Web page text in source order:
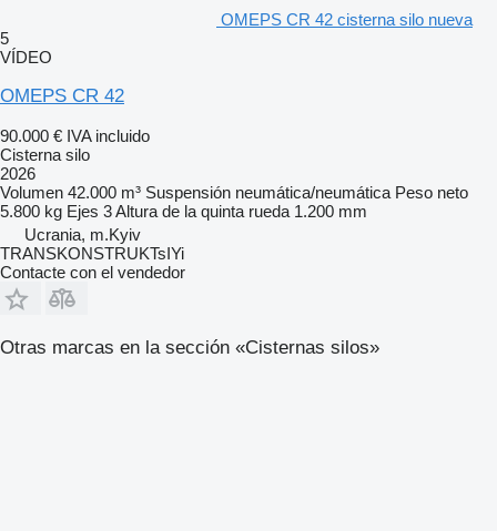
OMEPS CR 42 cisterna silo nueva
5
VÍDEO
OMEPS CR 42
90.000 € IVA incluido
Cisterna silo
2026
Volumen 42.000 m³ Suspensión neumática/neumática Peso neto
5.800 kg Ejes 3Altura de la quinta rueda 1.200 mm
Ucrania, m.Kyiv
TRANSKONSTRUKTsIYi
Contacte con el vendedor
Otras marcas en la sección «Cisternas silos»